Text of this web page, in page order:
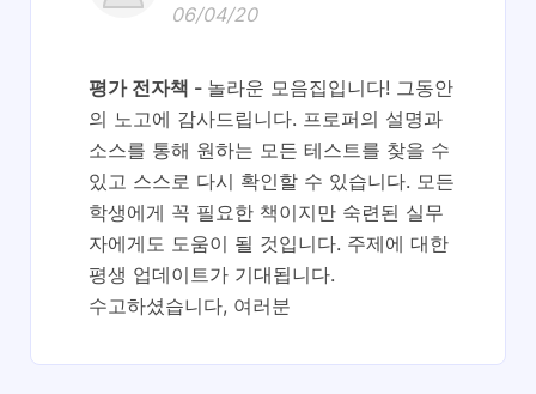
06/04/20
평가 전자책
놀라운 모음집입니다! 그동안
의 노고에 감사드립니다. 프로퍼의 설명과
소스를 통해 원하는 모든 테스트를 찾을 수
있고 스스로 다시 확인할 수 있습니다. 모든
학생에게 꼭 필요한 책이지만 숙련된 실무
자에게도 도움이 될 것입니다. 주제에 대한
평생 업데이트가 기대됩니다.
수고하셨습니다, 여러분